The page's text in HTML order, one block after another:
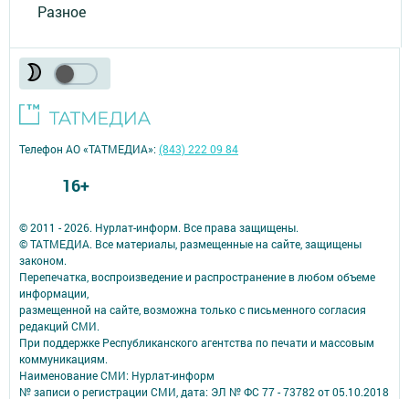
Разное
© 2011 - 2026. Нурлат-⁠информ. Все права защищены.
© ТАТМЕДИА. Все материалы, размещенные на сайте, защищены
законом.
Перепечатка, воспроизведение и распространение в любом объеме
информации,
размещенной на сайте, возможна только с письменного согласия
редакций СМИ.
При поддержке Республиканского агентства по печати и массовым
коммуникациям.
Наименование СМИ: Нурлат-⁠информ
№ записи о регистрации СМИ, дата: ЭЛ № ФС 77 -⁠ 73782 от 05.10.2018
Телефон АО «ТАТМЕДИА»:(843) 222 09 84
16+